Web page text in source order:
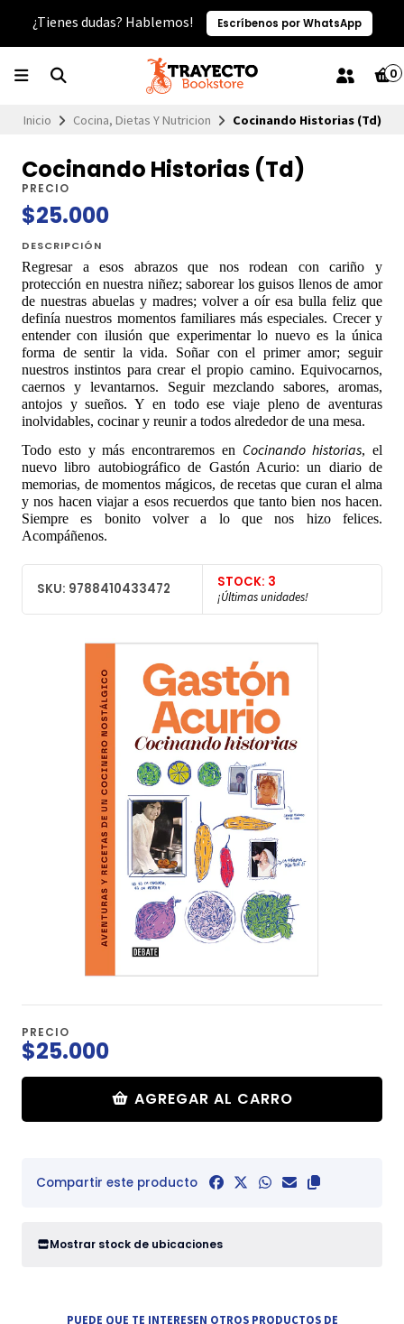
¿Tienes dudas? Hablemos! Escríbenos por WhatsApp
0
Inicio Cocina, Dietas Y Nutricion Cocinando Historias (Td)
Cocinando Historias (Td)
PRECIO
$25.000
DESCRIPCIÓN
Regresar a esos abrazos que nos rodean con cariño y
protección en nuestra niñez; saborear los guisos llenos de amor
de nuestras abuelas y madres; volver a oír esa bulla feliz que
definía nuestros momentos familiares más especiales. Crecer y
entender con ilusión que experimentar lo nuevo es la única
forma de sentir la vida. Soñar con el primer amor; seguir
nuestros instintos para crear el propio camino. Equivocarnos,
caernos y levantarnos. Seguir mezclando sabores, aromas,
antojos y sueños. Y en todo ese viaje pleno de aventuras
inolvidables, cocinar y reunir a todos alrededor de una mesa.
Todo esto y más encontraremos en Cocinando historias, el
nuevo libro autobiográfico de Gastón Acurio: un diario de
memorias, de momentos mágicos, de recetas que curan el alma
y nos hacen viajar a esos recuerdos que tanto bien nos hacen.
Siempre es bonito volver a lo que nos hizo felices.
Acompáñenos.
SKU: 9788410433472 STOCK: 3
¡Últimas unidades!
PRECIO
$25.000
AGREGAR AL CARRO
Compartir este producto
Mostrar stock de ubicaciones
PUEDE QUE TE INTERESEN OTROS PRODUCTOS DE